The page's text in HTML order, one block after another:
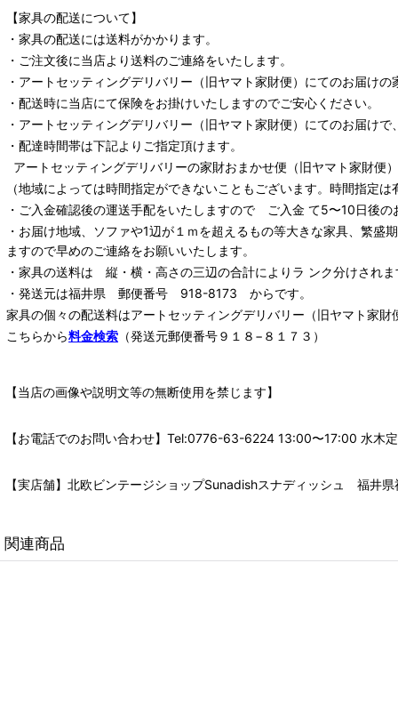
【家具の配送について】
・家具の配送には送料がかかります。
・ご注文後に当店より送料のご連絡をいたします。
・ アートセッティングデリバリー （旧ヤマト家財便） にてのお届けの
・配送時に当店にて保険をお掛けいたしますのでご安心ください。
・ アートセッティングデリバリー （旧ヤマト家財便） にてのお届けで
・配達時間帯は下記よりご指定頂けます。
アートセッティングデリバリーの家財おまかせ便 （旧ヤマト家財便
（地域によっては時間指定ができないこともございます。時間指定
・ご入金確認後の運送手配をいたしますので ご入金 て5〜10日後の
・お届け地域、ソファや1辺が１ｍを超えるもの等大きな家具、繁
ますので早めのご連絡をお願いいたします。
・家具の送料は 縦・横・高さの三辺の合計によりラ ンク分けされま
・発送元は福井県 郵便番号 918-8173 からです。
家具の個々の配送料はアートセッティングデリバリー （旧ヤマト家財
こちらから料金検索 （発送元郵便番号９１８−８１７３）
【当店の画像や説明文等の無断使用を禁じます】
【お電話でのお問い合わせ】Tel:0776-63-6224 13:00〜17:00 水木
【実店舗】北欧ビンテージショップSunadishスナディッシュ 福井
関連商品